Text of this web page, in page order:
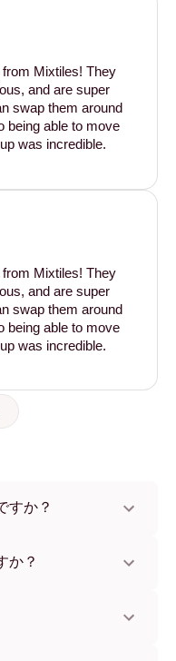
from Mixtiles! They
and are super
swap them around
being able to move
was incredible.
Mixtiles! They
and are super
swap them around
being able to move
was incredible.
すか？
まざまな素材とフレー
か？
号をお知らせします。